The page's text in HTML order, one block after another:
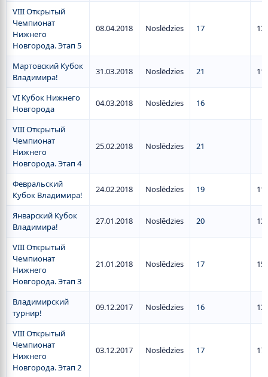
VIII Открытый
Чемпионат
Нижнего
Новгорода. Этап 5
08.04.2018 Noslēdzies 17 13
Мартовский Кубок
Владимира!
31.03.2018 Noslēdzies 21 11
VI Кубок Нижнего
Новгорода
04.03.2018 Noslēdzies 16
VIII Открытый
Чемпионат
Нижнего
Новгорода. Этап 4
25.02.2018 Noslēdzies 21
Февральский
Кубок Владимира!
24.02.2018 Noslēdzies 19 11
Январский Кубок
Владимира!
27.01.2018 Noslēdzies 20 13
VIII Открытый
Чемпионат
Нижнего
Новгорода. Этап 3
21.01.2018 Noslēdzies 17 15
Владимирский
турнир!
09.12.2017 Noslēdzies 16 13
VIII Открытый
Чемпионат
Нижнего
Новгорода. Этап 2
03.12.2017 Noslēdzies 17 17